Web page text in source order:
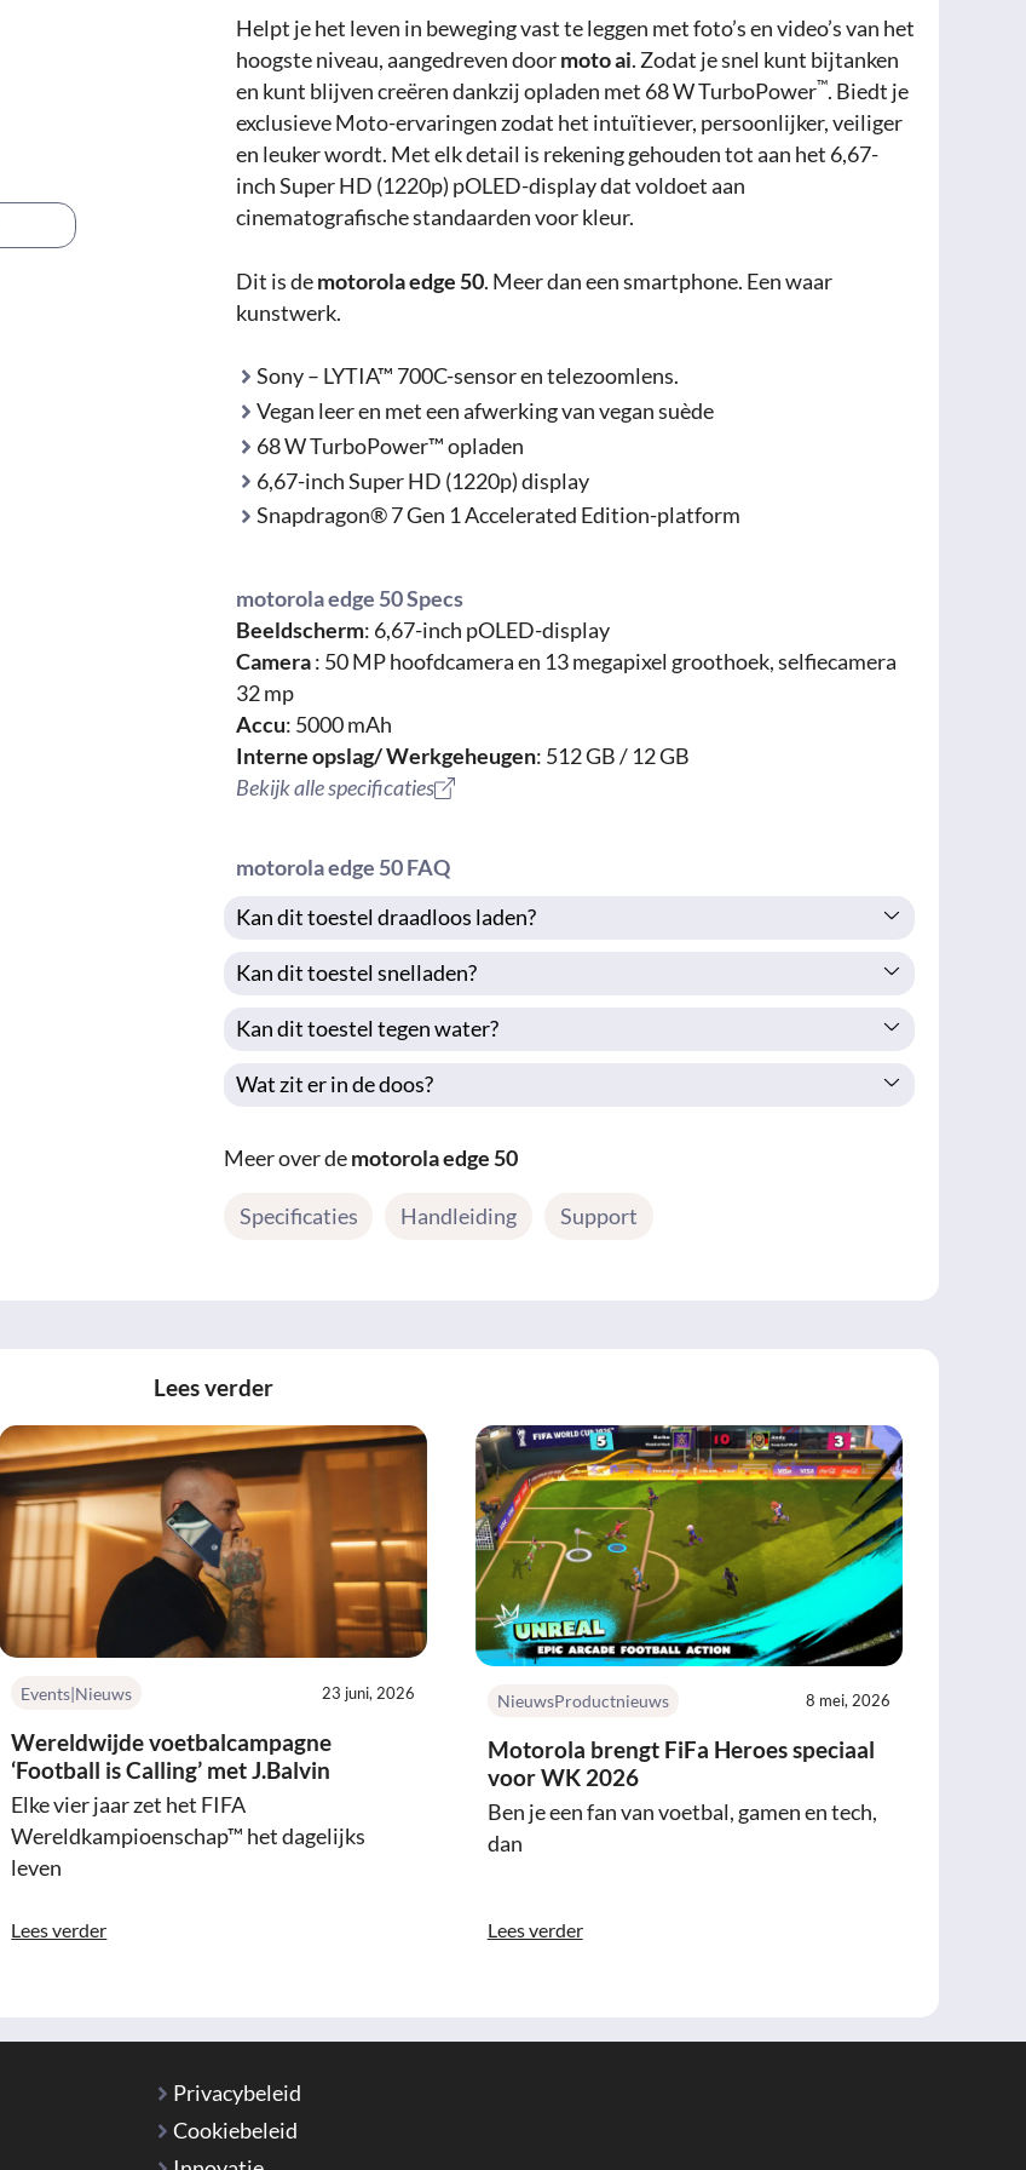
Helpt je het leven in beweging vast te leggen met foto’s en video’s van het
hoogste niveau, aangedreven doormoto ai. Zodat je snel kunt bijtanken
en kunt blijven creëren dankzij opladen met 68 W TurboPower™. Biedt je
exclusieve Moto-ervaringen zodat het intuïtiever, persoonlijker, veiliger
en leuker wordt. Met elk detail is rekening gehouden tot aan het 6,67-
inch Super HD (1220p) pOLED-display dat voldoet aan
cinematografische standaarden voor kleur.
Dit is demotorola edge 50. Meer dan een smartphone. Een waar
kunstwerk.
Sony – LYTIA™ 700C-sensor en telezoomlens.
Vegan leer en met een afwerking van vegan suède
68 W TurboPower™ opladen
6,67-inch Super HD (1220p) display
Snapdragon® 7 Gen 1 Accelerated Edition-platform
motorola edge 50 Specs
Beeldscherm: 6,67-inch pOLED-display
Camera: 50 MP hoofdcamera en 13 megapixel groothoek, selfiecamera
32 mp
Accu: 5000 mAh
Interne opslag/ Werkgeheugen: 512 GB / 12 GB
Bekijk alle specificaties
motorola edge 50 FAQ
Kan dit toestel draadloos laden?
Kan dit toestel snelladen?
Kan dit toestel tegen water?
Wat zit er in de doos?
Meer over demotorola edge 50
Specificaties Handleiding Support
Lees verder
Events|Nieuws 23 juni, 2026
Wereldwijde voetbalcampagne
‘Football is Calling’ met J.Balvin
Elke vier jaar zet het FIFA
Wereldkampioenschap™ het dagelijks
leven
Lees verder
NieuwsProductnieuws 8 mei, 2026
Motorola brengt FiFa Heroes speciaal
voor WK 2026
Ben je een fan van voetbal, gamen en tech,
dan
Lees verder
Privacybeleid
Cookiebeleid